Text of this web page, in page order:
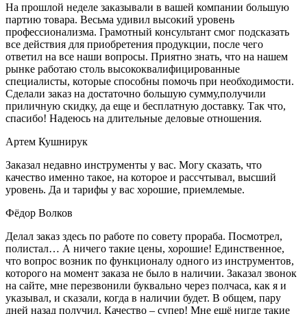
На прошлой неделе заказывали в вашей компании большую
партию товара. Весьма удивил высокий уровень
профессионализма. Грамотный консультант смог подсказать
все действия для приобретения продукции, после чего
ответил на все наши вопросы. Приятно знать, что на нашем
рынке работаю столь высококвалифицированные
специалисты, которые способны помочь при необходимости.
Сделали заказ на достаточно большую сумму,получили
приличную скидку, да еще и бесплатную доставку. Так что,
спасибо! Надеюсь на длительные деловые отношения.
Артем Кушнирук
Заказал недавно инструменты у вас. Могу сказать, что
качество именно такое, на которое и рассчтывал, высший
уровень. Да и тарифы у вас хорошие, приемлемые.
Фёдор Волков
Делал заказ здесь по работе по совету прораба. Посмотрел,
полистал… А ничего такие цены, хорошие! Единственное,
что вопрос возник по функционалу одного из инструментов,
которого на момент заказа не было в наличии. Заказал звонок
на сайте, мне перезвонили буквально через полчаса, как я и
указывал, и сказали, когда в наличии будет. В общем, пару
дней назад получил. Качество – супер! Мне ещё нигде такие